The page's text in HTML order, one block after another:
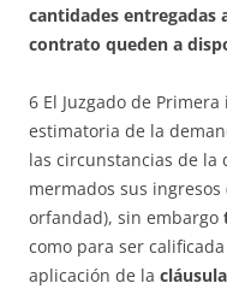
cantidades entregadas
contrato queden a
6 El Juzgado de
estimatoria de la
las circunstancias de
mermados sus
orfandad), sin embargo
como para ser
aplicación de la